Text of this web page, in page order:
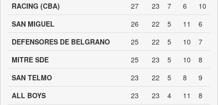
RACING (CBA) 27 23 7 6
10
SAN MIGUEL
26 22 5 11
6
DEFENSORES DE BELGRANO
25 22 5 10
7
MITRE SDE
25 23 5 10
8
SAN TELMO
23 22 5 8
9
ALL BOYS
23 23 4 11
8